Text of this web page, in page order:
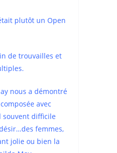
plutôt un Open
de trouvailles et
nous a démontré
avec
souvent difficile
femmes,
jolie ou bien la